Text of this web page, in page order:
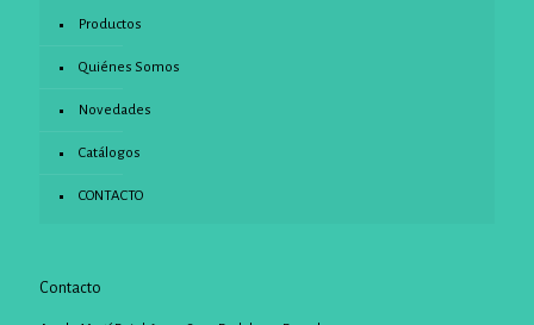
Productos
Quiénes Somos
Novedades
Catálogos
CONTACTO
Contacto